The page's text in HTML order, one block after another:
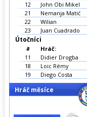
12
John Obi Mikel
21
Nemanja Matić
22
Wilian
23
Juan Cuadrado
Útočníci
#
Hráč:
11
Didier Drogba
18
Loic Rémy
19
Diego Costa
Hráč měsíce